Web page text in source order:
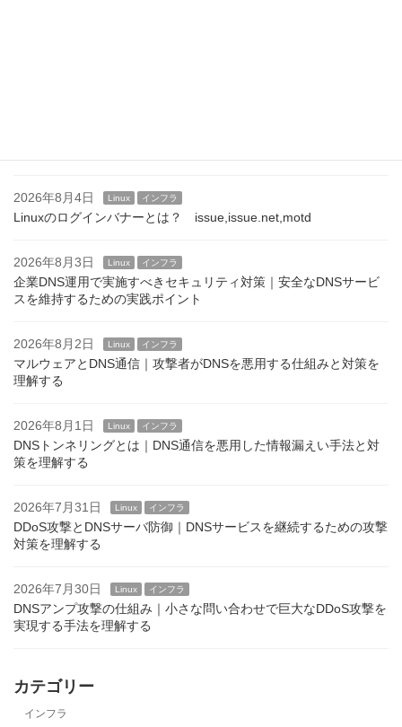
2026年8月4日 Linux インフラ
Linuxのログインバナーとは？ issue,issue.net,motd
2026年8月3日 Linux インフラ
企業DNS運用で実施すべきセキュリティ対策｜安全なDNSサービ
スを維持するための実践ポイント
2026年8月2日 Linux インフラ
マルウェアとDNS通信｜攻撃者がDNSを悪用する仕組みと対策を
理解する
2026年8月1日 Linux インフラ
DNSトンネリングとは｜DNS通信を悪用した情報漏えい手法と対
策を理解する
2026年7月31日 Linux インフラ
DDoS攻撃とDNSサーバ防御｜DNSサービスを継続するための攻撃
対策を理解する
2026年7月30日 Linux インフラ
DNSアンプ攻撃の仕組み｜小さな問い合わせで巨大なDDoS攻撃を
実現する手法を理解する
カテゴリー
インフラ